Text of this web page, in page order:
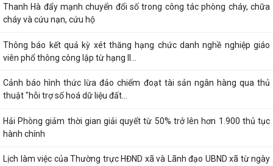
Thanh Hà đẩy mạnh chuyển đổi số trong công tác phòng cháy, chữa
cháy và cứu nạn, cứu hộ
Thông báo kết quả kỳ xét thăng hạng chức danh nghề nghiệp giáo
viên phổ thông công lập từ hạng II...
Cảnh báo hình thức lừa đảo chiếm đoạt tài sản ngân hàng qua thủ
thuật "hỗi trợ số hoá dữ liệu đất...
Hải Phòng giảm thời gian giải quyết từ 50% trở lên hơn 1.900 thủ tục
hành chính
Lịch làm việc của Thường trực HĐND xã và Lãnh đạo UBND xã từ ngày